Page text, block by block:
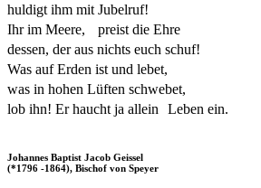
huldigt ihm mit Jubelruf!
Ihr im Meere, preist die Ehre
dessen, der aus nichts euch schuf!
Was auf Erden ist und lebet,
was in hohen Lüften schwebet,
lob ihn! Er haucht ja allein Leben ein.
Johannes Baptist Jacob Geissel
(*1796 -1864), Bischof von Speyer